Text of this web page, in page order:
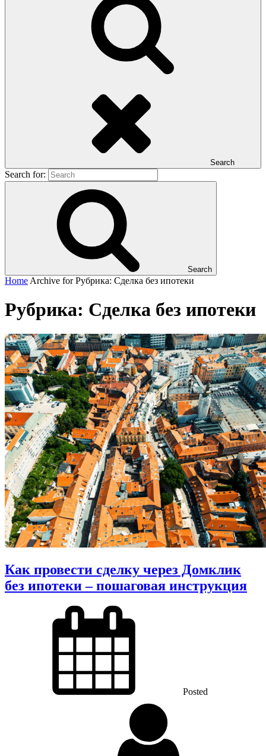
Search
Search for:
Search
Home Archive forРубрика: Сделка без ипотеки
Рубрика: Сделка без ипотеки
Как провести сделку через Домклик
без ипотеки – пошаговая инструкция
Posted